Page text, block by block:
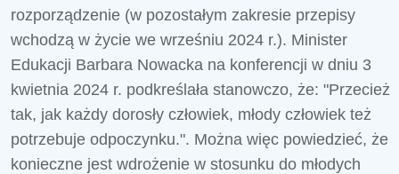
rozporządzenie (w pozostałym zakresie przepisy
wchodzą w życie we wrześniu 2024 r.). Minister
Edukacji Barbara Nowacka na konferencji w dniu 3
kwietnia 2024 r. podkreślała stanowczo, że: "Przecież
tak, jak każdy dorosły człowiek, młody człowiek też
potrzebuje odpoczynku.". Można więc powiedzieć, że
konieczne jest wdrożenie w stosunku do młodych